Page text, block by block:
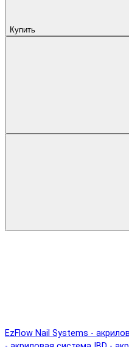
Купить
EzFlow Nail Systems -